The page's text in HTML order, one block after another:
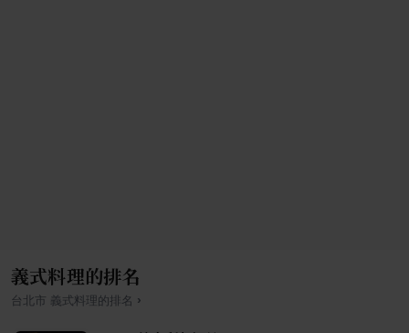
義式料理的排名
台北市 義式料理 的排名 ›